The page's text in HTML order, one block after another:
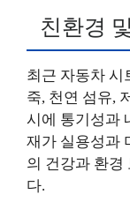
친환경
최근 자동차 시
죽, 천연 섬유,
시에 통기성과
재가 실용성과
의 건강과 환경
다.